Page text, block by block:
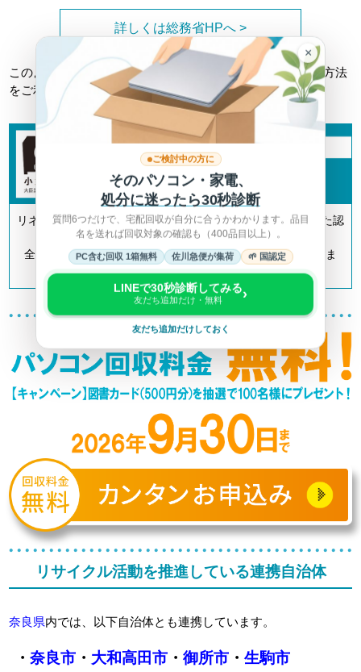
詳しくは総務省HPへ >
このようなトラブルに巻き込まれない為にも、正しい回収方法
をご利用ください。
リネットジャパンは「小型家電リサイクル法」の認定を受けた認
定事業者です。
全国700以上の自治体とも連携してリサイクルを推進していま
す。
リサイクル活動を推進している連携自治体
奈良県内では、以下自治体とも連携しています。
・ 奈良市・ 大和高田市・ 御所市・ 生駒市
×
ご検討中の方に
そのパソコン・家電、
処分に迷ったら30秒診断
質問6つだけで、宅配回収が自分に合うかわかります。品目
名を送れば回収対象の確認も（400品目以上）。
PC含む回収 1箱無料 佐川急便が集荷 🌱 国認定
LINEで30秒診断してみる
友だち追加だけ・無料 ›
友だち追加だけしておく